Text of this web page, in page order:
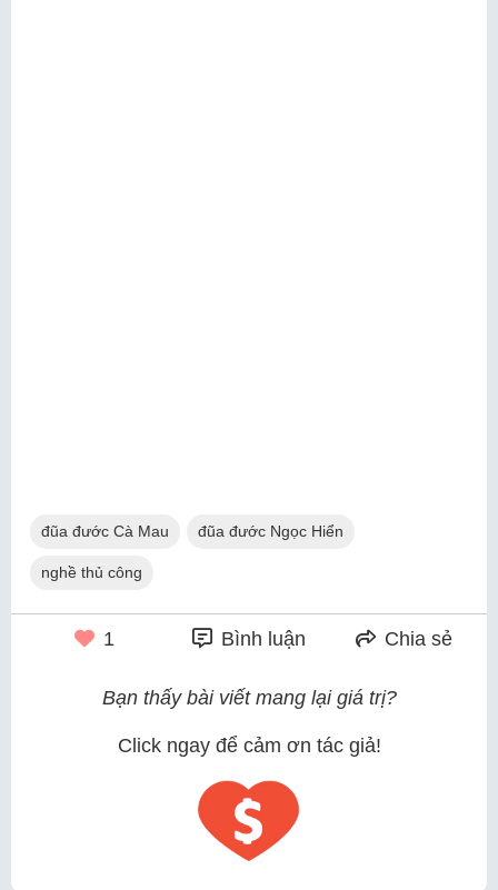
đũa đước Cà Mau đũa đước Ngọc Hiển
nghề thủ công
1 Bình luận Chia sẻ
Bạn thấy bài viết mang lại giá trị?
Click ngay để cảm ơn tác giả!